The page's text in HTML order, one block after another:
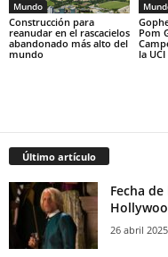
Mundo
Construcción para
reanudar en el rascacielos
abandonado más alto del
mundo
Pom
la
Último artículo
Fecha
26 abril 2025